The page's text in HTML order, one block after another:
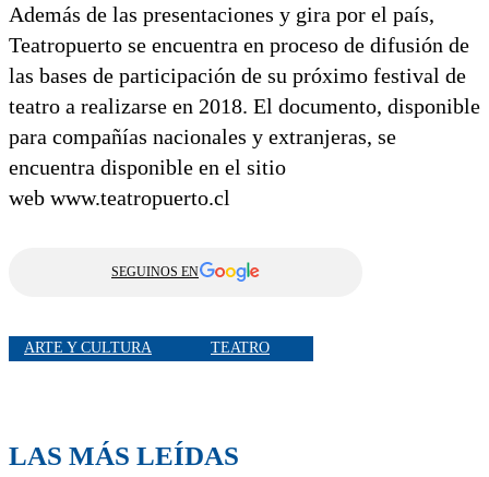
Además de las presentaciones y gira por el país,
Teatropuerto se encuentra en proceso de difusión de
las bases de participación de su próximo festival de
teatro a realizarse en 2018. El documento, disponible
para compañías nacionales y extranjeras, se
encuentra disponible en el sitio
web www.teatropuerto.cl
SEGUINOS EN
ARTE Y CULTURA TEATRO
LAS MÁS LEÍDAS